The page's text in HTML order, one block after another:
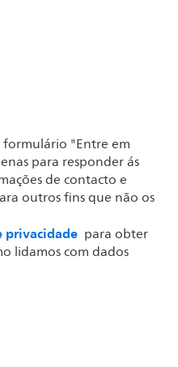
formulário "Entre em
para responder ás
de contacto e
outros fins que não os
privacidade para obter
lidamos com dados